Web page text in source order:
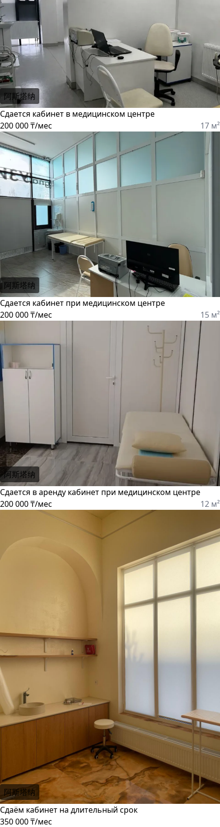
阿斯塔纳
Сдается кабинет в медицинском центре
200 000 ₸/мес
17 м²
阿斯塔纳
Сдается кабинет при медицинском центре
200 000 ₸/мес
15 м²
阿斯塔纳
Сдается в аренду кабинет при медицинском центре
200 000 ₸/мес
12 м²
阿斯塔纳
Сдаём кабинет на длительный срок
350 000 ₸/мес